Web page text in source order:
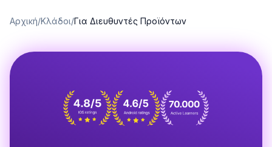
Αρχική/Κλάδοι/Για Διευθυντές Προϊόντων